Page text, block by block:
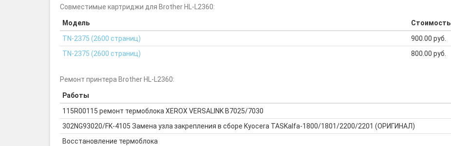
Совместимые картриджи для Brother HL-L2360:
Модель
Стоимость
TN-2375 (2600 страниц)
900.00 руб.
TN-2375 (2600 страниц)
800.00 руб.
Ремонт принтера Brother HL-L2360:
Работы
115R00115 ремонт термоблока XEROX VERSALINK B7025/7030
302NG93020/FK-4105 Замена узла закрепления в сборе Kyocera TASKalfa-1800/1801/2200/2201 (ОРИГИНАЛ)
Восстановление термоблока